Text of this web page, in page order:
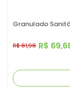
Granulado
R$
R$ 81,98